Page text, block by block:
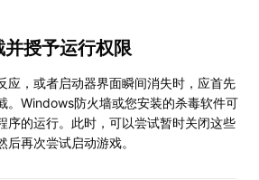
授予运行权限
应，或者启动器界面瞬间消失时，应首先
。Windows防火墙或您安装的杀毒软件可
序的运行。此时，可以尝试暂时关闭这些
再次尝试启动游戏。